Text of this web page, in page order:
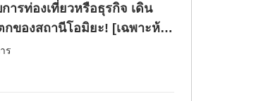
ารท่องเที่ยวหรือธุรกิจ เดิน
ของสถานีโอมิยะ! [เฉพาะห้อง
ร